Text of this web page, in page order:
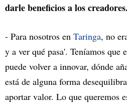
darle beneficios a los
- Para nosotros en Taringa, no
y a ver qué pasa'. Teníamos que
puede volver a innovar, dónde
está de alguna forma
aportar valor. Lo que queremos